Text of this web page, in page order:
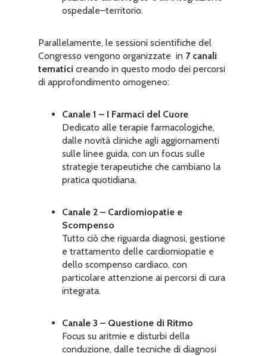
ospedale–territorio.
Parallelamente, le sessioni scientifiche del
Congresso vengono organizzate in 7 canali
tematici creando in questo modo dei percorsi
di approfondimento omogeneo:
Canale 1 – I Farmaci del Cuore
Dedicato alle terapie farmacologiche,
dalle novità cliniche agli aggiornamenti
sulle linee guida, con un focus sulle
strategie terapeutiche che cambiano la
pratica quotidiana.
Canale 2 – Cardiomiopatie e
Scompenso
Tutto ciò che riguarda diagnosi, gestione
e trattamento delle cardiomiopatie e
dello scompenso cardiaco, con
particolare attenzione ai percorsi di cura
integrata.
Canale 3 – Questione di Ritmo
Focus su aritmie e disturbi della
conduzione, dalle tecniche di diagnosi